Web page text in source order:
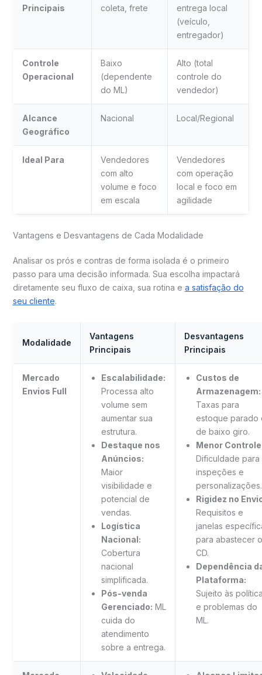
Principais
coleta, frete
entrega local
(veículo,
entregador)
Controle
Operacional
Baixo
(dependente
do ML)
Alto (total
controle do
vendedor)
Alcance
Geográfico
Nacional Local/Regional
Ideal Para
Vendedores
com alto
volume e foco
em escala
Vendedores
com operação
local e foco em
agilidade
Vantagens e Desvantagens de Cada Modalidade
Analisar os prós e contras de forma isolada é o primeiro
passo para uma decisão informada. Sua escolha impactará
diretamente seu fluxo de caixa, sua rotina e a satisfação do
seu cliente.
Modalidade
Vantagens
Principais
Desvantagens
Principais
Mercado
Envios Full
Escalabilidade:
Processa alto
volume sem
aumentar sua
estrutura.
Destaque nos
Anúncios:
Maior
visibilidade e
potencial de
vendas.
Logística
Nacional:
Cobertura
nacional
simplificada.
Pós-venda
Gerenciado: ML
cuida do
atendimento
sobre a entrega.
Custos de
Armazenagem:
Taxas para
estoque parado
de baixo giro.
Menor
Dificuldade para
inspeções e
personalizações.
Rigidez no
Requisitos e
janelas
para abastecer o
CD.
Dependência
Plataforma:
Sujeito às
e problemas do
ML.